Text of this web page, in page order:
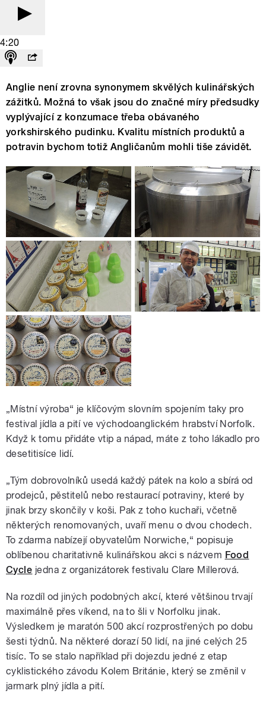
4:20
Anglie není zrovna synonymem skvělých kulinářských
zážitků. Možná to však jsou do značné míry předsudky
vyplývající z konzumace třeba obávaného
yorkshirského pudinku. Kvalitu místních produktů a
potravin bychom totiž Angličanům mohli tiše závidět.
„Místní výroba“ je klíčovým slovním spojením taky pro
festival jídla a pití ve východoanglickém hrabství Norfolk.
Když k tomu přidáte vtip a nápad, máte z toho lákadlo pro
desetitisíce lidí.
„Tým dobrovolníků usedá každý pátek na kolo a sbírá od
prodejců, pěstitelů nebo restaurací potraviny, které by
jinak brzy skončily v koši. Pak z toho kuchaři, včetně
některých renomovaných, uvaří menu o dvou chodech.
To zdarma nabízejí obyvatelům Norwiche,“ popisuje
oblíbenou charitativně kulinářskou akci s názvem Food
Cycle jedna z organizátorek festivalu Clare Millerová.
Na rozdíl od jiných podobných akcí, které většinou trvají
maximálně přes víkend, na to šli v Norfolku jinak.
Výsledkem je maratón 500 akcí rozprostřených po dobu
šesti týdnů. Na některé dorazí 50 lidí, na jiné celých 25
tisíc. To se stalo například při dojezdu jedné z etap
cyklistického závodu Kolem Británie, který se změnil v
jarmark plný jídla a pití.